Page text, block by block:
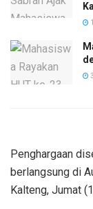
Penghargaan
berlangsung di
Kalteng, Jumat